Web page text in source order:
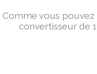
Comme vous pouvez
convertisseur de